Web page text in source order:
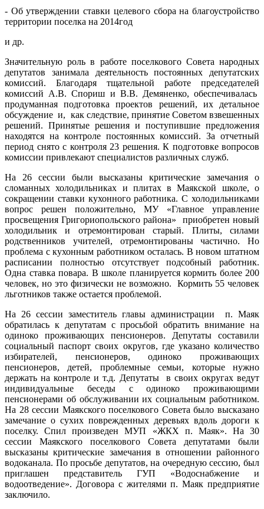
- Об утверждении ставки целевого сбора на благоустройство
территории поселка на 2014год
и др.
Значительную роль в работе поселкового Совета народных
депутатов занимала деятельность постоянных депутатских
комиссий. Благодаря тщательной работе председателей
комиссий А.В. Спориш и В.В. Демяненко, обеспечивалась
продуманная подготовка проектов решений, их детальное
обсуждение и, как следствие, принятие Советом взвешенных
решений. Принятые решения и поступившие предложения
находятся на контроле постоянных комиссий. За отчетный
период снято с контроля 23 решения. К подготовке вопросов
комиссии привлекают специалистов различных служб.
На 26 сессии были высказаны критические замечания о
сломанных холодильниках и плитах в Маякской школе, о
сокращении ставки кухонного работника. С холодильниками
вопрос решен положительно, МУ «Главное управление
просвещения Григориопольского района» приобретен новый
холодильник и отремонтирован старый. Плиты, силами
родственников учителей, отремонтированы частично. Но
проблема с кухонным работником осталась. В новом штатном
расписании полностью отсутствует подсобный работник.
Одна ставка повара. В школе планируется кормить более 200
человек, но это физически не возможно. Кормить 55 человек
льготников также остается проблемой.
На 26 сессии заместитель главы администрации п. Маяк
обратилась к депутатам с просьбой обратить внимание на
одиноко проживающих пенсионеров. Депутаты составили
социальный паспорт своих округов, где указано количество
избирателей, пенсионеров, одиноко проживающих
пенсионеров, детей, проблемные семьи, которые нужно
держать на контроле и т.д. Депутаты в своих округах ведут
индивидуальные беседы с одиноко проживающими
пенсионерами об обслуживании их социальным работником.
На 28 сессии Маякского поселкового Совета было высказано
замечание о сухих поврежденных деревьях вдоль дороги к
поселку. Спил произведен МУП «ЖКХ п. Маяк». На 30
сессии Маякского поселкового Совета депутатами были
высказаны критические замечания в отношении районного
водоканала. По просьбе депутатов, на очередную сессию, был
приглашен представитель ГУП «Водоснабжение и
водоотведение». Договора с жителями п. Маяк предприятие
заключило.